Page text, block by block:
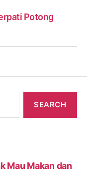
Potong
Mau Makan dan